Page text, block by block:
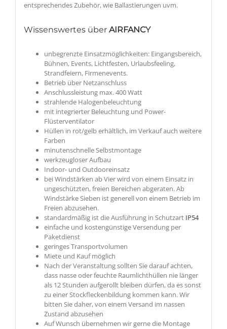
entsprechendes Zubehör, wie Ballastierungen uvm.
Wissenswertes über AIRFANCY
unbegrenzte Einsatzmöglichkeiten: Eingangsbereich,
Bühnen, Events, Lichtfesten, Urlaubsfeeling,
Strandfeiern, Firmenevents.
Betrieb über Netzanschluss
Anschlussleistung max. 400 Watt
strahlende Halogenbeleuchtung
mit integrierter Beleuchtung und Power-
Flüsterventilator
Hüllen in rot/gelb erhältlich, im Verkauf auch weitere
Farben
minutenschnelle Selbstmontage
werkzeugloser Aufbau
Indoor- und Outdooreinsatz
bei Windstärken ab Vier wird von einem Einsatz in
ungeschützten, freien Bereichen abgeraten. Ab
Windstärke Sieben ist generell von einem Betrieb im
Freien abzusehen.
standardmäßig ist die Ausführung in Schutzart IP54
einfache und kostengünstige Versendung per
Paketdienst
geringes Transportvolumen
Miete und Kauf möglich
Nach der Veranstaltung sollten Sie darauf achten,
dass nasse oder feuchte Raumlichthüllen nie länger
als 12 Stunden aufgerollt bleiben dürfen, da es sonst
zu einer Stockfleckenbildung kommen kann. Wir
bitten Sie daher, von einem Versand im nassen
Zustand abzusehen
Auf Wunsch übernehmen wir gerne die Montage